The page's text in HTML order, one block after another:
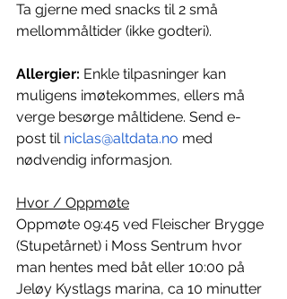
Ta gjerne med snacks til 2 små
mellommåltider (ikke godteri).
Allergier: Enkle tilpasninger kan
muligens imøtekommes, ellers må
verge besørge måltidene. Send e-
post til niclas@altdata.no med
nødvendig informasjon.
Hvor / Oppmøte
Oppmøte 09:45 ved Fleischer Brygge
(Stupetårnet) i Moss Sentrum hvor
man hentes med båt eller 10:00 på
Jeløy Kystlags marina, ca 10 minutter